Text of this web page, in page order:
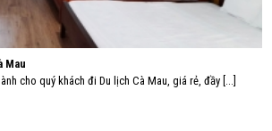
Mau
cho quý khách đi Du lịch Cà Mau, giá rẻ, đầy [...]